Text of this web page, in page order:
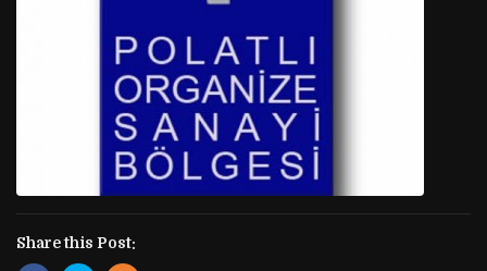
Share this Post: